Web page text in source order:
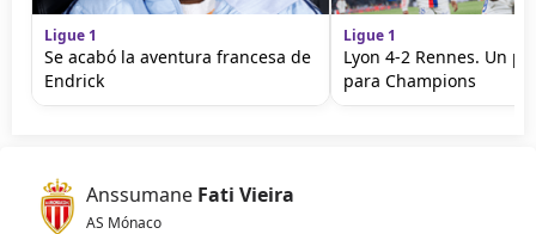
Ligue 1
Se acabó la aventura francesa de
Endrick
Ligue 1
Lyon 4-2 Rennes. Un
para Champions
Anssumane Fati Vieira
AS Mónaco